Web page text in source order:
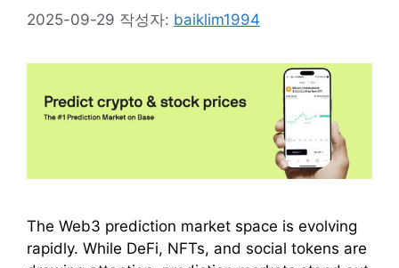
2025-09-29 작성자: baiklim1994
The Web3 prediction market space is evolving
rapidly. While DeFi, NFTs, and social tokens are